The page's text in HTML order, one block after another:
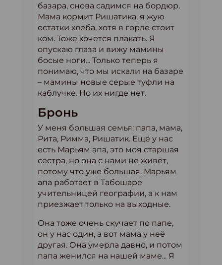
базара, снова садимся на бордюр.
Мама кормит Ришатика, я жую
остатки хлеба, хотя в горле стоит
ком. Тоже хочется плакать. Я
опускаю глаза и вижу мамины
босые ноги... Только теперь я
понимаю, что мы искали на базаре
– мамины новые серые туфли на
каблучке. Но их нигде нет.
Бронь
У меня большая семья: папа, мама,
Рита, Римма, Ришатик. Ещё у нас
есть Марьям апа, это моя старшая
сестра, но она с нами не живёт,
потому что уже большая. Марьям
апа работает в Табошаре
учительницей географии, а к нам
приезжает только на выходные.
Она тоже очень скучает по папе,
он у нас один, а вот мама у неё
другая. Она умерла давно, и потом
папа женился на нашей маме... Я